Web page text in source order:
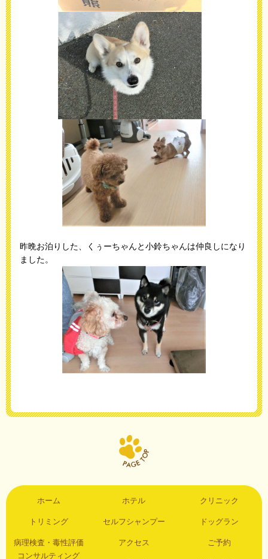
昨晩お泊りした、くぅーちゃんと小鈴ちゃんは仲良しになり
ました。
ホーム ホテル クリニック
トリミング セルフシャンプー ドッグラン
病理検査・毒性評価
コンサルティング
アクセス ご予約